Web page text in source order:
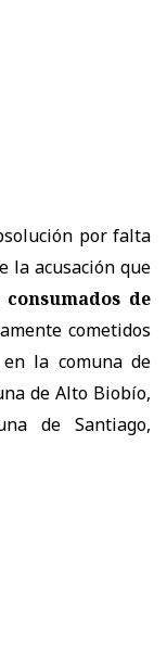
por falta
la acusación que
de
cometidos
la comuna de
de Alto Biobío,
de Santiago,